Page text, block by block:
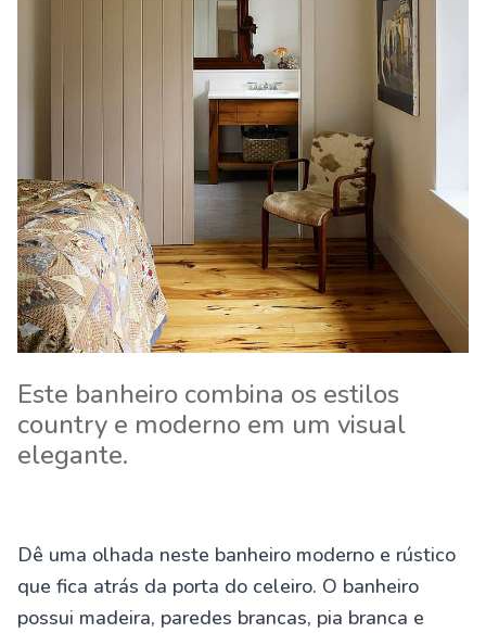
Este banheiro combina os estilos
country e moderno em um visual
elegante.
Dê uma olhada neste banheiro moderno e rústico
que fica atrás da porta do celeiro. O banheiro
possui madeira, paredes brancas, pia branca e